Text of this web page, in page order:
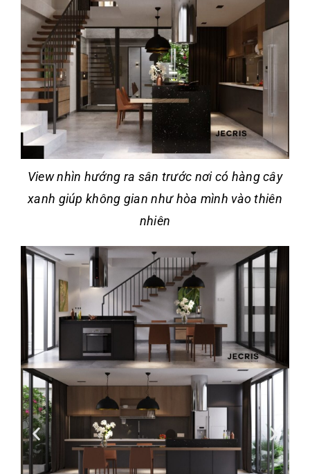
View nhìn hướng ra sân trước nơi có hàng cây
xanh giúp không gian như hòa mình vào thiên
nhiên